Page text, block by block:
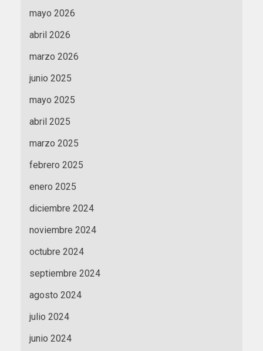
mayo 2026
abril 2026
marzo 2026
junio 2025
mayo 2025
abril 2025
marzo 2025
febrero 2025
enero 2025
diciembre 2024
noviembre 2024
octubre 2024
septiembre 2024
agosto 2024
julio 2024
junio 2024